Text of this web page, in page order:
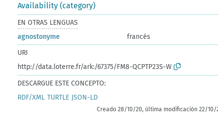
Availability (category)
EN OTRAS LENGUAS
agnostonyme
francés
URI
http://data.loterre.fr/ark:/67375/FM8-QCPTP23S-W
DESCARGUE ESTE CONCEPTO:
RDF/XML TURTLE JSON-LD
Creado 28/10/20, última modificación 22/10/